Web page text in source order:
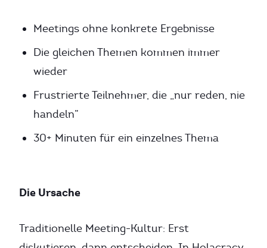
Meetings ohne konkrete Ergebnisse
Die gleichen Themen kommen immer
wieder
Frustrierte Teilnehmer, die „nur reden, nie
handeln”
30+ Minuten für ein einzelnes Thema
Die Ursache
Traditionelle Meeting-Kultur: Erst